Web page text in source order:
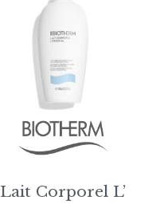
Lait Corporel L’